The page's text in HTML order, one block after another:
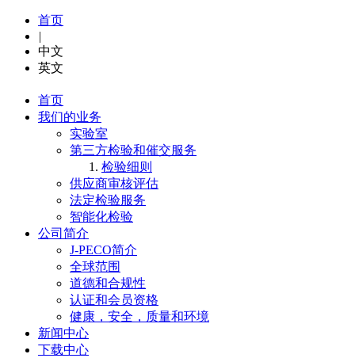
首页
|
中文
英文
首页
我们的业务
实验室
第三方检验和催交服务
检验细则
供应商审核评估
法定检验服务
智能化检验
公司简介
J-PECO简介
全球范围
道德和合规性
认证和会员资格
健康，安全，质量和环境
新闻中心
下载中心